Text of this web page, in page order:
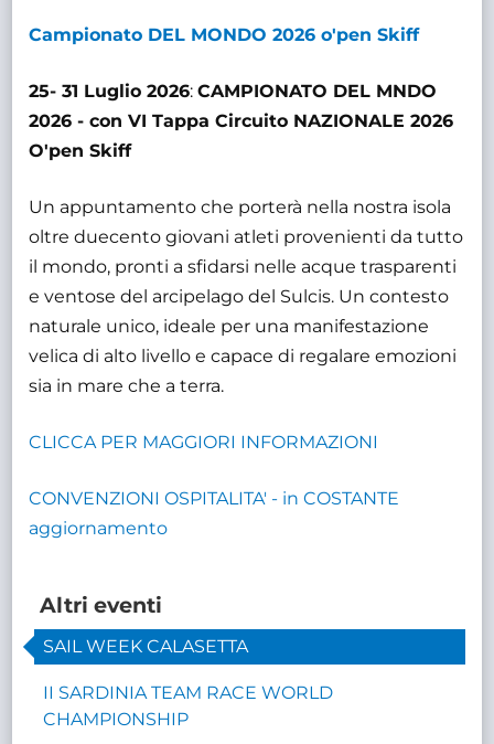
Campionato DEL MONDO 2026 o'pen Skiff
25- 31 Luglio 2026:CAMPIONATO DEL MNDO
2026 - con VI Tappa Circuito NAZIONALE 2026
O'pen Skiff
Un appuntamento che porterà nella nostra isola
oltre duecento giovani atleti provenienti da tutto
il mondo, pronti a sfidarsi nelle acque trasparenti
e ventose del arcipelago del Sulcis. Un contesto
naturale unico, ideale per una manifestazione
velica di alto livello e capace di regalare emozioni
sia in mare che a terra.
CLICCA PER MAGGIORI INFORMAZIONI
CONVENZIONI OSPITALITA' - in COSTANTE
aggiornamento
Altri eventi
SAIL WEEK CALASETTA
II SARDINIA TEAM RACE WORLD
CHAMPIONSHIP